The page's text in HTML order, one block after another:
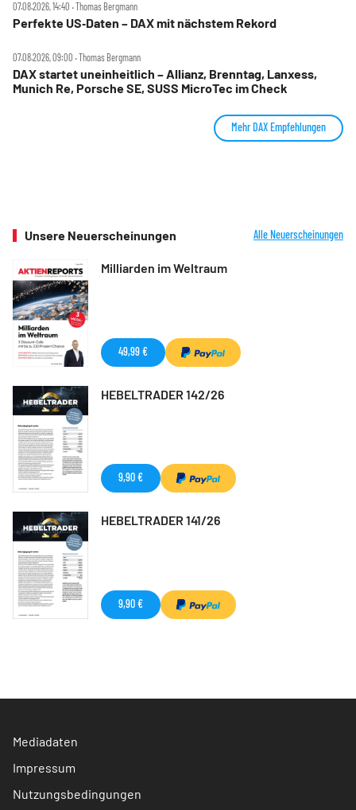
07.08.2026, 14:40 ‧ Thomas Bergmann
Perfekte US‑Daten – DAX mit nächstem Rekord
07.08.2026, 09:00 ‧ Thomas Bergmann
DAX startet uneinheitlich – Allianz, Brenntag, Lanxess,
Munich Re, Porsche SE, SUSS MicroTec im Check
Mehr DAX Empfehlungen
Unsere Neuerscheinungen Alle Neuerscheinungen
Milliarden im Weltraum
49,99 €
HEBELTRADER 142/26
9,90 €
HEBELTRADER 141/26
9,90 €
Mediadaten
Impressum
Nutzungsbedingungen